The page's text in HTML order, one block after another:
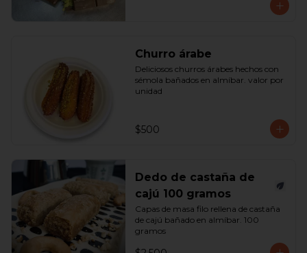
Churro árabe
Deliciosos churros árabes hechos con
sémola bañados en almíbar. valor por
unidad
$500
Dedo de castaña de
cajú 100 gramos
Capas de masa filo rellena de castaña
de cajú bañado en almíbar. 100
gramos